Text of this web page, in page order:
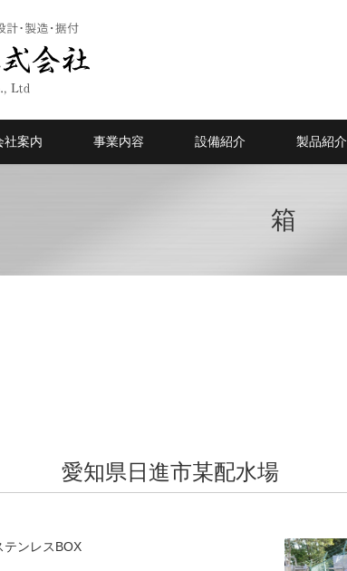
社案内 事業内容 設備紹介 製品紹介
箱
愛知県日進市某配水場
ンレスBOX